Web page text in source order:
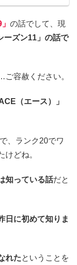
の話でして、現
ーズン11」の話で
容赦ください。
（エース）」
、ランク20でワ
けどね。
知っている話だと
日に初めて知りま
れたということを